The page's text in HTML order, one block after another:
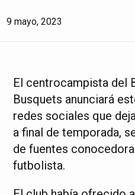
9 mayo, 2023
El centrocampista del
Busquets anunciará
redes sociales que
a final de temporada,
de fuentes
futbolista.